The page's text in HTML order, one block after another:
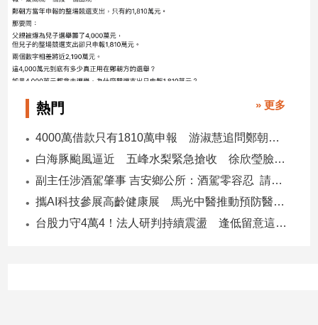
熱門 » 更多
4000萬借款只有1810萬申報 游淑慧追問鄭朝方：2190萬差額去哪了
白海豚颱風逼近 五峰水梨緊急搶收 徐欣瑩臉書急呼「搶救五峰水梨」
副主任涉酒駕肇事 吉安鄉公所：酒駕零容忍 請辭獲准
攜AI科技參展高齡健康展 馬光中醫推動預防醫學迎接長壽新經濟
台股力守4萬4！法人研判持續震盪 逢低留意這些族群